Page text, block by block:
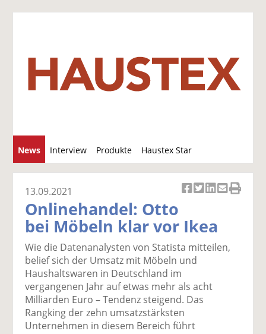
News Interview Produkte Haustex Star
u
c
a
uf
F
ac
e
b
k
el
t
wi
er
n
k
el
a
Li
n
k
p D
13.09.2021
Onlinehandel: Otto
bei Möbeln klar vor Ikea
Wie die Datenanalysten von Statista mitteilen,
belief sich der Umsatz mit Möbeln und
Haushaltswaren in Deutschland im
vergangenen Jahr auf etwas mehr als acht
Milliarden Euro – Tendenz steigend. Das
Rangking der zehn umsatzstärksten
Unternehmen in diesem Bereich führt